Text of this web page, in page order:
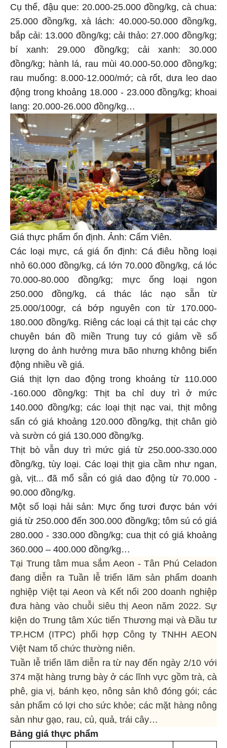
Cụ thể, đậu que: 20.000-25.000 đồng/kg, cà chua:
25.000 đồng/kg, xà lách: 40.000-50.000 đồng/kg,
bắp cải: 13.000 đồng/kg; cải thảo: 27.000 đồng/kg;
bí xanh: 29.000 đồng/kg; cải xanh: 30.000
đồng/kg; hành lá, rau mùi 40.000-50.000 đồng/kg;
rau muống: 8.000-12.000/mớ; cà rốt, dưa leo dao
động trong khoảng 18.000 - 23.000 đồng/kg; khoai
lang: 20.000-26.000 đồng/kg…
Giá thực phẩm ổn định. Ảnh: Cẩm Viên.
Các loại mực, cá giá ổn định: Cá điêu hồng loại
nhỏ 60.000 đồng/kg, cá lớn 70.000 đồng/kg, cá lóc
70.000-80.000 đồng/kg; mực ống loại ngon
250.000 đồng/kg, cá thác lác nạo sẵn từ
25.000/100gr, cá bớp nguyên con từ 170.000-
180.000 đồng/kg. Riêng các loại cá thịt tại các chợ
chuyên bán đồ miền Trung tuy có giảm về số
lượng do ảnh hưởng mưa bão nhưng không biến
động nhiều về giá.
Giá thịt lợn dao động trong khoảng từ 110.000
-160.000 đồng/kg: Thịt ba chỉ duy trì ở mức
140.000 đồng/kg; các loại thịt nạc vai, thịt mông
sấn có giá khoảng 120.000 đồng/kg, thịt chân giò
và sườn có giá 130.000 đồng/kg.
Thịt bò vẫn duy trì mức giá từ 250.000-330.000
đồng/kg, tùy loại. Các loại thịt gia cầm như ngan,
gà, vịt... đã mổ sẵn có giá dao động từ 70.000 -
90.000 đồng/kg.
Một số loại hải sản: Mực ống tươi được bán với
giá từ 250.000 đến 300.000 đồng/kg; tôm sú có giá
280.000 - 330.000 đồng/kg; cua thịt có giá khoảng
360.000 – 400.000 đồng/kg…
Tại Trung tâm mua sắm Aeon - Tân Phú Celadon
đang diễn ra Tuần lễ triển lãm sản phẩm doanh
nghiệp Việt tại Aeon và Kết nối 200 doanh nghiệp
đưa hàng vào chuỗi siêu thị Aeon năm 2022. Sự
kiện do Trung tâm Xúc tiến Thương mại và Đầu tư
TP.HCM (ITPC) phối hợp Công ty TNHH AEON
Việt Nam tổ chức thường niên.
Tuần lễ triển lãm diễn ra từ nay đến ngày 2/10 với
374 mặt hàng trưng bày ở các lĩnh vực gồm trà, cà
phê, gia vị, bánh kẹo, nông sản khô đóng gói; các
sản phẩm có lợi cho sức khỏe; các mặt hàng nông
sản như gạo, rau, củ, quả, trái cây…
Bảng giá thực phẩm